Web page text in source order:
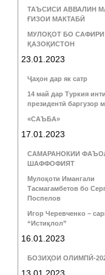
ТАЪСИСИ АВВАЛИН
ҒИЗОИ МАКТАБӢ
МУЛОҚОТ БО САФИРИ
ҚАЗОҚИСТОН
23.01.2023
Ҷаҳон дар як сатр
14 май дар Туркия
президентӣ баргузор
«САЪБА»
17.01.2023
САМАРАНОКИИ
ШАФФОФИЯТ
Мулоқоти Имангали
Тасмагамбетов бо
Поспелов
Игор Черевченко –
“Истиқлол”
16.01.2023
БОЗИҲОИ ОЛИМПӢ-